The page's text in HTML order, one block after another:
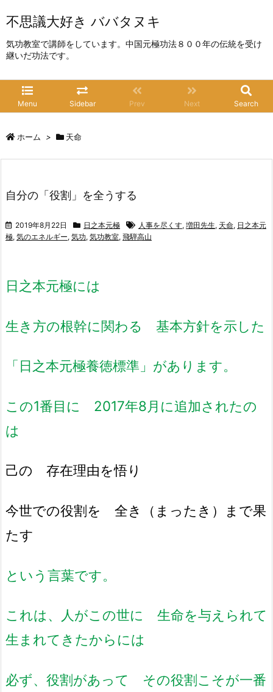
不思議大好き ババタヌキ
気功教室で講師をしています。中国元極功法８００年の伝統を受け
継いだ功法です。
Menu Sidebar Prev Next Search
ホーム > 天命
自分の「役割」を全うする
2019年8月22日 日之本元極 人事を尽くす, 増田先生, 天命, 日之本元
極, 気のエネルギー, 気功, 気功教室, 飛騨高山
日之本元極には
生き方の根幹に関わる 基本方針を示した
「日之本元極養徳標準」があります。
この1番目に 2017年8月に追加されたの
は
己の 存在理由を悟り
今世での役割を 全き（まったき）まで果
たす
という言葉です。
これは、人がこの世に 生命を与えられて
生まれてきたからには
必ず、役割があって その役割こそが一番